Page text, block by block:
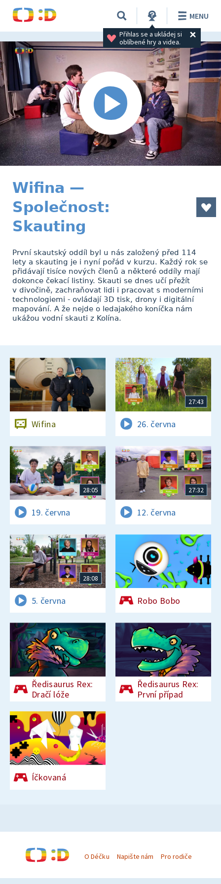
Přihlas se a ukládej si
oblíbené hry a videa.
MENU
Wifina —
Společnost:
Skauting
První skautský oddíl byl u nás založený před 114
lety a skauting je i nyní pořád v kurzu. Každý rok se
přidávají tisíce nových členů a některé oddíly mají
dokonce čekací listiny. Skauti se dnes učí přežít
v divočině, zachraňovat lidi i pracovat s moderními
technologiemi - ovládají 3D tisk, drony i digitální
mapování. A že nejde o ledajakého koníčka nám
ukážou vodní skauti z Kolína.
Wifina
27:43
26. června
28:05
19. června
27:32
12. června
28:08
5. června Robo Bobo
Ředisaurus Rex:
Dračí lóže
Ředisaurus Rex:
První případ
Íčkovaná
O Déčku Napište nám Pro rodiče